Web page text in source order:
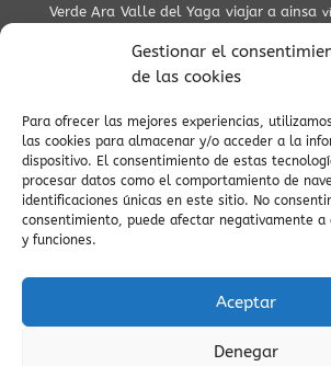
Gestionar el
de las cookies
Para ofrecer las mejores experiencias,
las cookies para almacenar y/o acceder a la
dispositivo. El consentimiento de estas
procesar datos como el comportamiento de
identificaciones únicas en este sitio. No
consentimiento, puede afectar negativamente
y funciones.
Aceptar
Denegar
Verde Ara Valle del Yaga viajar a ainsa
vida lenta viajes con encanto
verano pirineos Vió
AVISO LEGAL Y POLÍTICA DE